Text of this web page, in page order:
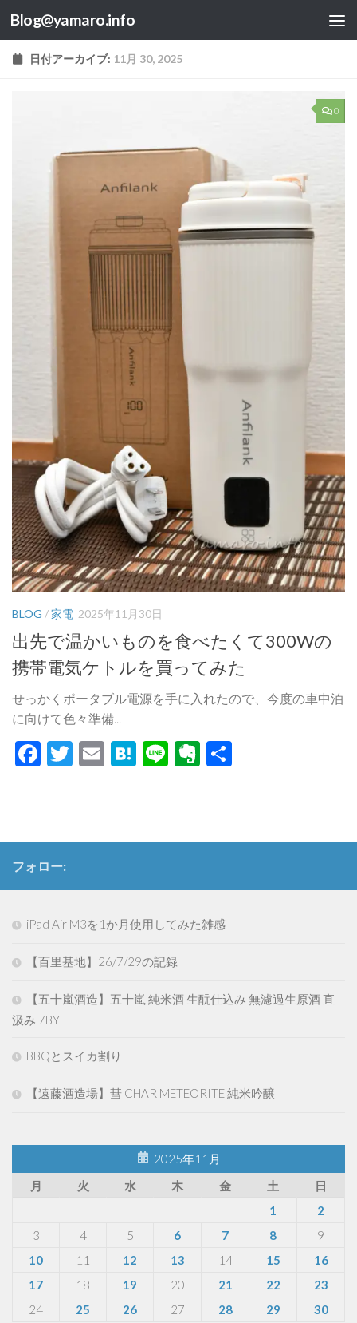
コンテンツへスキップ
Blog@yamaro.info
日付アーカイブ: 11月 30, 2025
0
BLOG /家電 2025年11月30日
出先で温かいものを食べたくて300Wの
携帯電気ケトルを買ってみた
せっかくポータブル電源を手に入れたので、今度の車中泊
に向けて色々準備...
Facebook
Twitter
EmailHatena
LineEvernote
フォロー:
iPad Air M3を1か月使用してみた雑感
【百里基地】26/7/29の記録
【五十嵐酒造】五十嵐 純米酒 生酛仕込み 無濾過生原酒 直
汲み 7BY
BBQとスイカ割り
【遠藤酒造場】彗 CHAR METEORITE 純米吟醸
2025年11月
月
火 水 木 金 土
日
1
2
3
4 5 6 7 8
9
10
11 12 13 14 15
16
17
18 19 20 21 22
23
24
25 26 27 28 29
30